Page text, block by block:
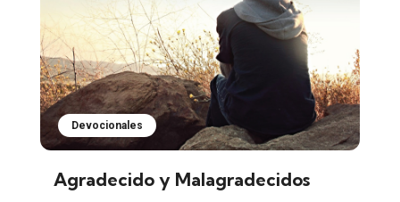
Devocionales
Agradecido y Malagradecidos